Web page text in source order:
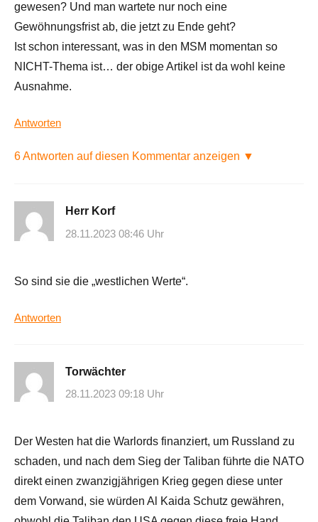
gewesen? Und man wartete nur noch eine
Gewöhnungsfrist ab, die jetzt zu Ende geht?
Ist schon interessant, was in den MSM momentan so
NICHT-Thema ist… der obige Artikel ist da wohl keine
Ausnahme.
Antworten
6 Antworten auf diesen Kommentar anzeigen ▼
Herr Korf
28.11.2023 08:46 Uhr
So sind sie die „westlichen Werte“.
Antworten
Torwächter
28.11.2023 09:18 Uhr
Der Westen hat die Warlords finanziert, um Russland zu
schaden, und nach dem Sieg der Taliban führte die NATO
direkt einen zwanzigjährigen Krieg gegen diese unter
dem Vorwand, sie würden Al Kaida Schutz gewähren,